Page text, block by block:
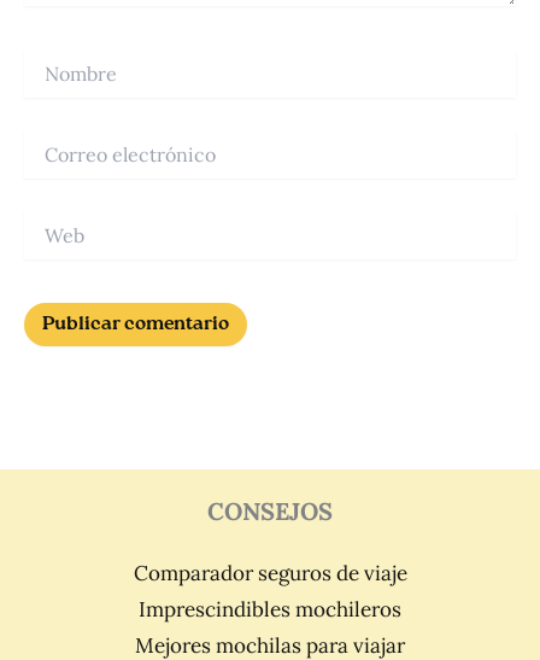
electrónico
CONSEJOS
Comparador seguros de viaje
Imprescindibles mochileros
Mejores mochilas para viajar